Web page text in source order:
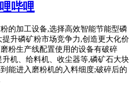
哔哩
的加工设备,选择高效智能节能型磷
升磷矿粉市场竞争力,创造更大化价
粉生产线配置使用的设备有破碎
机、给料机、收尘器等,磷矿石大块
能进入磨粉机的入料细度;破碎后的